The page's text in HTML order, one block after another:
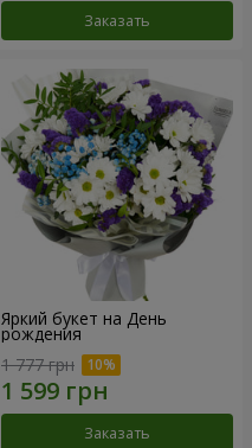
Заказать
Яркий букет на День
рождения
1 777 грн
Заказать